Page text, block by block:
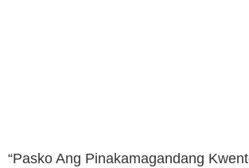
“Pasko Ang Pinakamagandang